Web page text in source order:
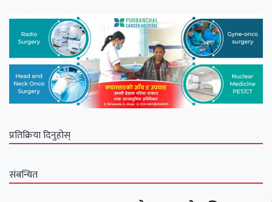
प्रतिक्रिया दिनुहोस्
संबन्धित